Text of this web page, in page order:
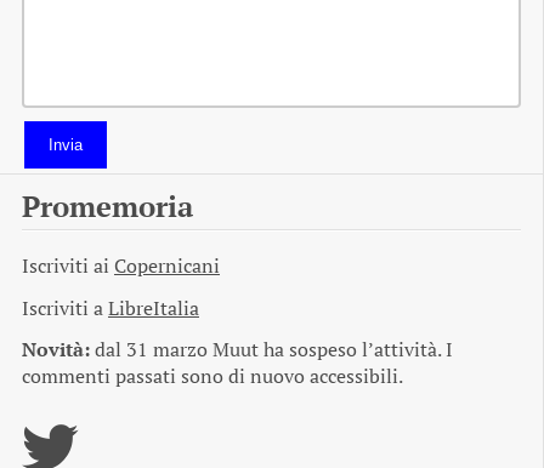
Invia
Promemoria
Iscriviti ai Copernicani
Iscriviti aLibreItalia
Novità:dal 31 marzo Muut ha sospeso l’attività. I
commenti passati sono di nuovo accessibili.